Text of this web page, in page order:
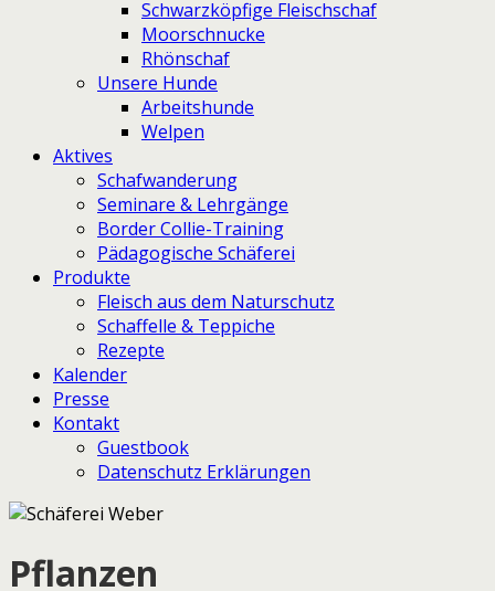
Schwarzköpfige Fleischschaf
Moorschnucke
Rhönschaf
Unsere Hunde
Arbeitshunde
Welpen
Aktives
Schafwanderung
Seminare & Lehrgänge
Border Collie-Training
Pädagogische Schäferei
Produkte
Fleisch aus dem Naturschutz
Schaffelle & Teppiche
Rezepte
Kalender
Presse
Kontakt
Guestbook
Datenschutz Erklärungen
Pflanzen